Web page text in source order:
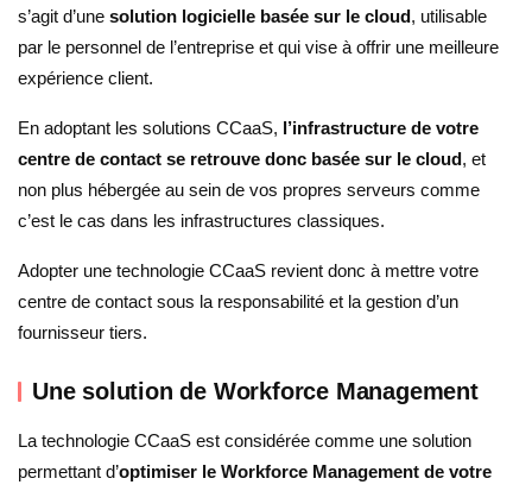
s’agit d’une solution logicielle basée sur le cloud, utilisable
par le personnel de l’entreprise et qui vise à offrir une meilleure
expérience client.
En adoptant les solutions CCaaS, l’infrastructure de votre
centre de contact se retrouve donc basée sur le cloud, et
non plus hébergée au sein de vos propres serveurs comme
c’est le cas dans les infrastructures classiques.
Adopter une technologie CCaaS revient donc à mettre votre
centre de contact sous la responsabilité et la gestion d’un
fournisseur tiers.
Une solution de Workforce Management
La technologie CCaaS est considérée comme une solution
permettant d’optimiser le Workforce Management de votre